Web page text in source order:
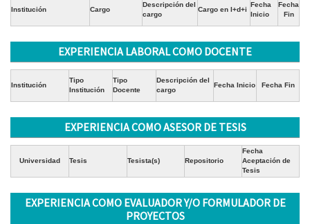
Institución Cargo
Descripción del
cargo
Cargo en I+d+i
Fecha
Inicio
Fecha
Fin
EXPERIENCIA LABORAL COMO DOCENTE
Institución
Tipo
Institución
Tipo
Docente
Descripción del
cargo
Fecha Inicio Fecha Fin
EXPERIENCIA COMO ASESOR DE TESIS
Universidad Tesis Tesista(s) Repositorio
Fecha
Aceptación de
Tesis
EXPERIENCIA COMO EVALUADOR Y/O FORMULADOR DE
PROYECTOS